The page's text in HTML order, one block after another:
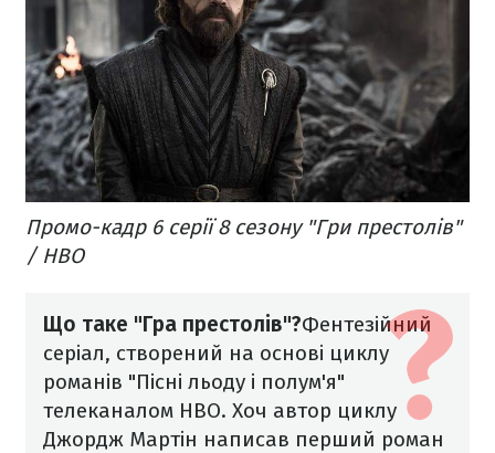
Промо-кадр 6 серії 8 сезону "Гри престолів"
/ HBO
Що таке "Гра престолів"?Фентезійний
серіал, створений на основі циклу
романів "Пісні льоду і полум'я"
телеканалом НВО. Хоч автор циклу
Джордж Мартін написав перший роман